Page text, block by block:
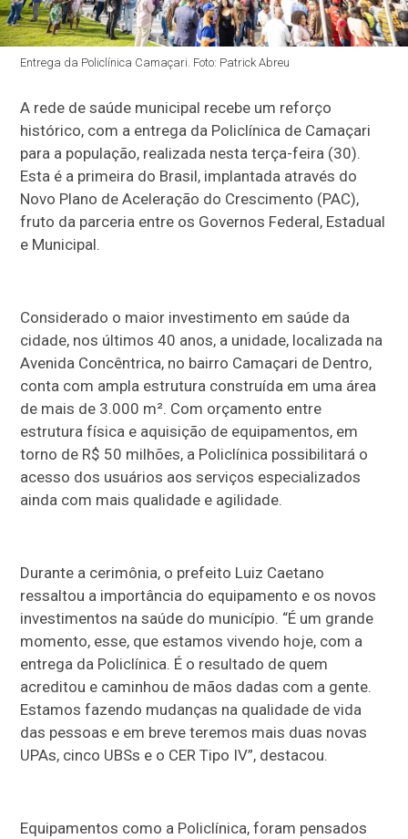
Entrega da Policlínica Camaçari. Foto: Patrick Abreu
A rede de saúde municipal recebe um reforço
histórico, com a entrega da Policlínica de Camaçari
para a população, realizada nesta terça-feira (30).
Esta é a primeira do Brasil, implantada através do
Novo Plano de Aceleração do Crescimento (PAC),
fruto da parceria entre os Governos Federal, Estadual
e Municipal.
Considerado o maior investimento em saúde da
cidade, nos últimos 40 anos, a unidade, localizada na
Avenida Concêntrica, no bairro Camaçari de Dentro,
conta com ampla estrutura construída em uma área
de mais de 3.000 m². Com orçamento entre
estrutura física e aquisição de equipamentos, em
torno de R$ 50 milhões, a Policlínica possibilitará o
acesso dos usuários aos serviços especializados
ainda com mais qualidade e agilidade.
Durante a cerimônia, o prefeito Luiz Caetano
ressaltou a importância do equipamento e os novos
investimentos na saúde do município. “É um grande
momento, esse, que estamos vivendo hoje, com a
entrega da Policlínica. É o resultado de quem
acreditou e caminhou de mãos dadas com a gente.
Estamos fazendo mudanças na qualidade de vida
das pessoas e em breve teremos mais duas novas
UPAs, cinco UBSs e o CER Tipo IV”, destacou.
Equipamentos como a Policlínica, foram pensados